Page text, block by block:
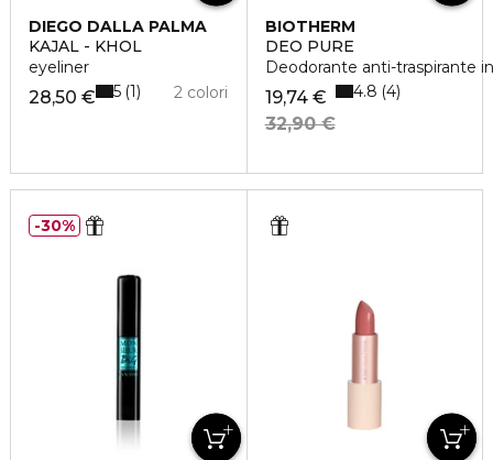
DIEGO DALLA PALMA
KAJAL - KHOL
eyeliner
28,50 € 2 colori
5 1
BIOTHERM
DEO PURE
Deodorante anti-traspirante
19,74 €
32,90 €
4.8 4
30%